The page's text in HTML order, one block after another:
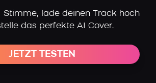
Stimme, lade deinen Track hoch
das perfekte AI Cover.
JETZT TESTEN